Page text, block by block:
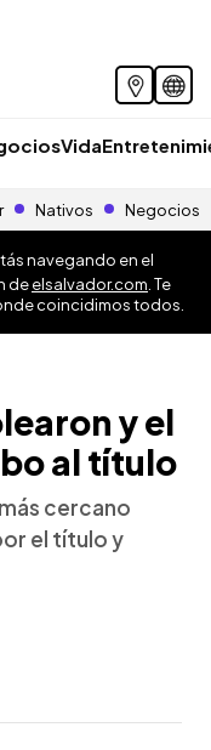
Vida
Nativos Negocios
navegando en el
deelsalvador.com . Te
coincidimos todos.
y el
al título
cercano
el título y